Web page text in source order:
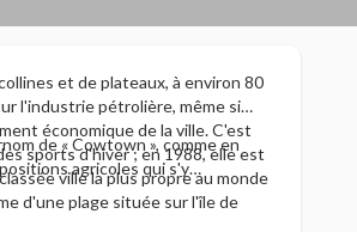
et de plateaux, à environ 80
l'industrie pétrolière, même si
économique de la ville. C'est
sports d'hiver ; en 1988, elle est
ville la plus propre au monde
d'une plage située sur l'île de
de « Cowtown », comme en
agricoles qui s'y